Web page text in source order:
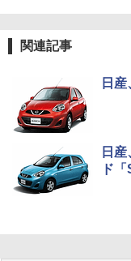
関連記事
日
日
ド